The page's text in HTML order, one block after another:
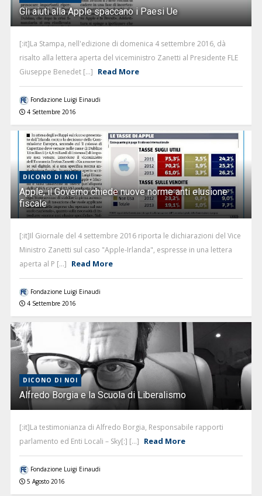
Gli aiuti alla Apple spaccano i Paesi Ue
[:it]La Stampa, nell'edizione di domenica 4 settembre 2016, dà
risalto alla lettera aperta del viceministro Zanetti al Presidente FLE
Giuseppe Benedet [...] Read More
Fondazione Luigi Einaudi
4 Settembre 2016
DICONO DI NOI
Apple, il Governo chiede nuove norme anti elusione
fiscale
[:it]Il Giornale del 4 settembre 2016 riporta le dichiarazioni del Vice
Ministro Zanetti sul caso "Apple-Irlanda", espresse in una lettera
aperta al P [...] Read More
Fondazione Luigi Einaudi
4 Settembre 2016
DICONO DI NOI
Alfredo Borgia e la Scuola di Liberalismo
[:it]La testimonianza di Alfredo Borgia, Responsabile rapporti
parlamento ed Enti Locali – Sky[:] [...] Read More
Fondazione Luigi Einaudi
5 Agosto 2016